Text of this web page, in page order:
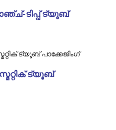
ടിപ്പ് ട്യൂബ്
ട്യൂബ്